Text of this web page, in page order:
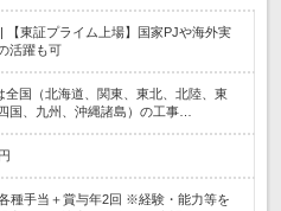
【東証プライム上場】国家PJや海外実
活躍も可
全国（北海道、関東、東北、北陸、東
国、九州、沖縄諸島）の工事…
種手当＋賞与年2回 ※経験・能力等を